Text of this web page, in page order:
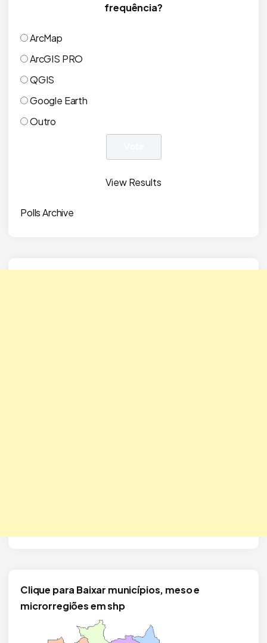
frequência?
ArcMap
ArcGIS PRO
QGIS
Google Earth
Outro
View Results
Polls Archive
Clique para Baixar municípios, meso e
microrregiões em shp